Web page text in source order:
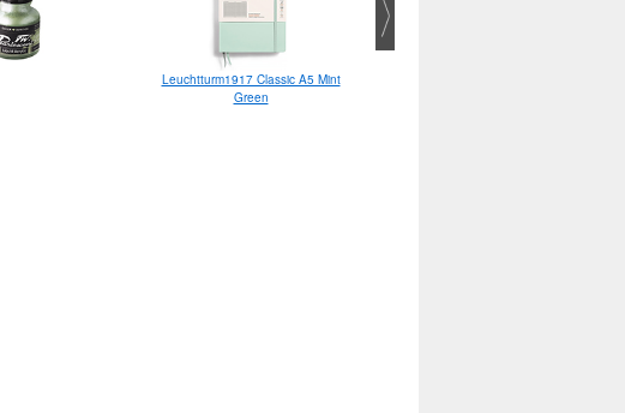
Leuchtturm1917 Classic A5 Mint
Green